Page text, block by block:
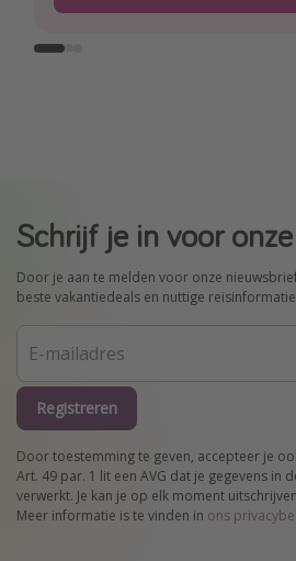
Schrijf je in voor
Door je aan te melden voor onze
beste vakantiedeals en nuttige
Registreren
Door toestemming te geven, accepteer je
Art. 49 par. 1 lit een AVG dat je gegevens in
verwerkt. Je kan je op elk moment
Meer informatie is te vinden in ons